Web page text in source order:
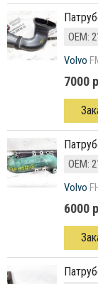
ОЕМ:
Volvo
7000
ОЕМ:
Volvo
6000